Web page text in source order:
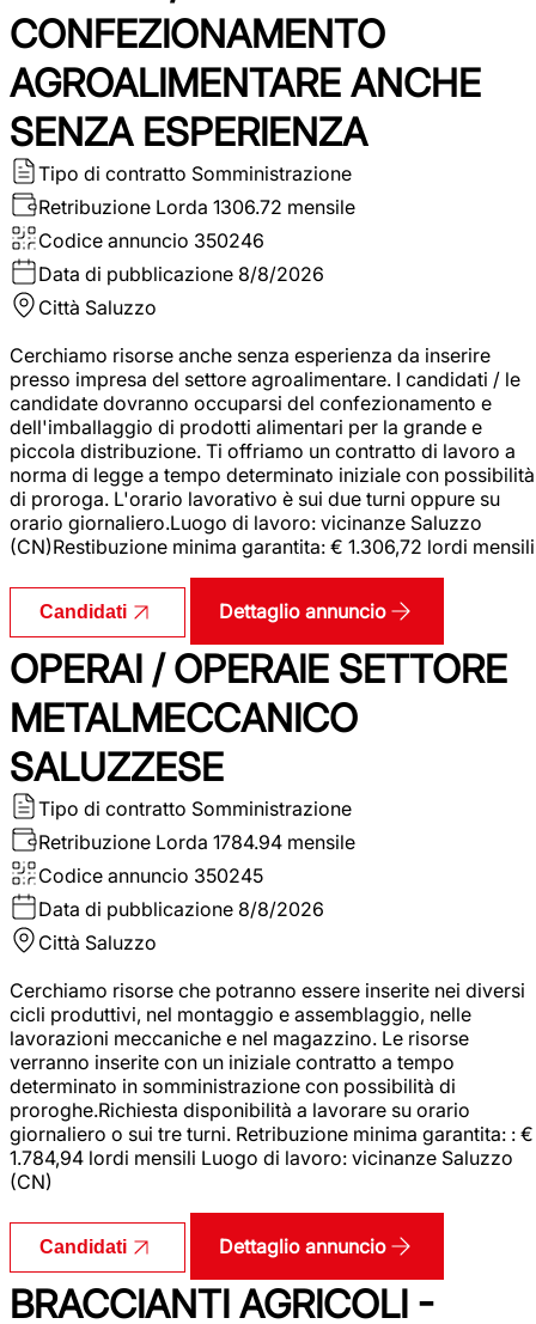
CONFEZIONAMENTO
AGROALIMENTARE ANCHE
SENZA ESPERIENZA
Tipo di contratto Somministrazione
Retribuzione Lorda 1306.72 mensile
Codice annuncio 350246
Data di pubblicazione 8/8/2026
Città Saluzzo
Cerchiamo risorse anche senza esperienza da inserire
presso impresa del settore agroalimentare. I candidati / le
candidate dovranno occuparsi del confezionamento e
dell'imballaggio di prodotti alimentari per la grande e
piccola distribuzione. Ti offriamo un contratto di lavoro a
norma di legge a tempo determinato iniziale con possibilità
di proroga. L'orario lavorativo è sui due turni oppure su
orario giornaliero.Luogo di lavoro: vicinanze Saluzzo
(CN)Restibuzione minima garantita: € 1.306,72 lordi mensili
Candidati Dettaglio annuncio
OPERAI / OPERAIE SETTORE
METALMECCANICO
SALUZZESE
Tipo di contratto Somministrazione
Retribuzione Lorda 1784.94 mensile
Codice annuncio 350245
Data di pubblicazione 8/8/2026
Città Saluzzo
Cerchiamo risorse che potranno essere inserite nei diversi
cicli produttivi, nel montaggio e assemblaggio, nelle
lavorazioni meccaniche e nel magazzino. Le risorse
verranno inserite con un iniziale contratto a tempo
determinato in somministrazione con possibilità di
proroghe.Richiesta disponibilità a lavorare su orario
giornaliero o sui tre turni. Retribuzione minima garantita: : €
1.784,94 lordi mensili Luogo di lavoro: vicinanze Saluzzo
(CN)
Candidati Dettaglio annuncio
BRACCIANTI AGRICOLI -